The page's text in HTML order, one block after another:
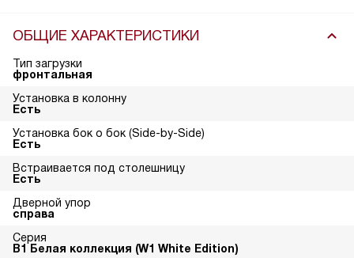
ОБЩИЕ ХАРАКТЕРИСТИКИ
Тип загрузки
фронтальная
Установка в колонну
Есть
Установка бок о бок (Side-by-Side)
Есть
Встраивается под столешницу
Есть
Дверной упор
справа
Серия
В1 Белая коллекция (W1 White Edition)